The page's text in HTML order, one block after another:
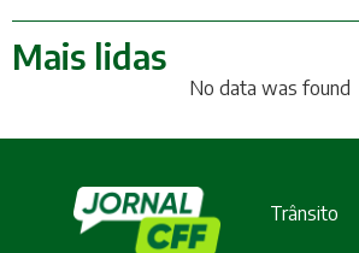
Mais lidas
No data was found
Trânsito